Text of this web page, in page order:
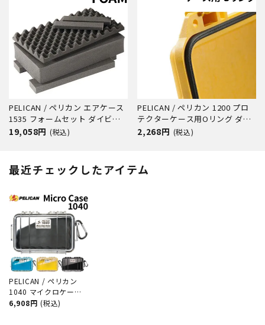
PELICAN / ペリカン エアケース
1535 フォームセット ダイビン
グ サーフィン アウトドア キャ
19,058円 (税込)
PELICAN / ペリカン 1200 プロ
テクターケース用Oリング ダイ
ビング サーフィン アウトドア
2,268円 (税込)
最近チェックしたアイテム
PELICAN / ペリカン
1040 マイクロケース
ダイビング サーフィン
6,908円 (税込)